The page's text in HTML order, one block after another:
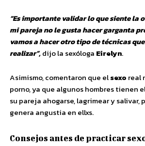
“Es importante validar lo que siente la
mi pareja no le gusta hacer garganta
vamos a hacer otro tipo de técnicas
realizar”,dijo la sexóloga Eirelyn.
Asimismo, comentaron que elsexo real
porno, ya que algunos hombres tienen
su pareja ahogarse, lagrimear y salivar,
genera angustia en ellxs.
Consejos antes de practicar